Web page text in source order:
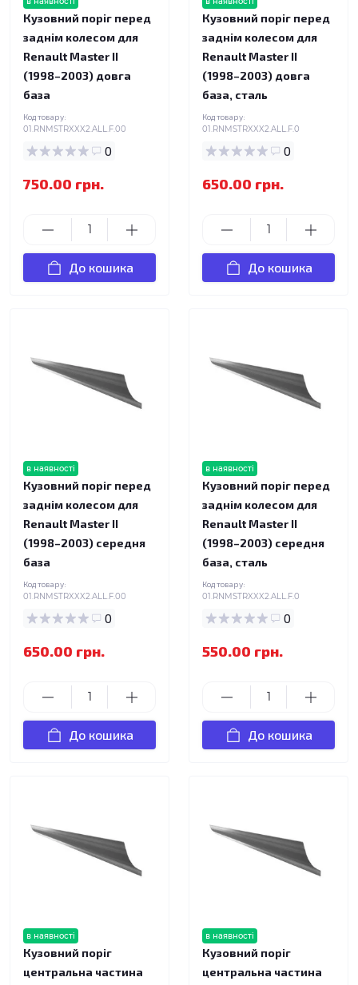
Кузовний поріг перед
заднім колесом для
Renault Master II
(1998–2003) довга
база
Код товару:
01.RNMSTRXXX2.ALL.F.00
0
750.00 грн.
До кошика
Кузовний поріг перед
заднім колесом для
Renault Master II
(1998–2003) довга
база, сталь
Код товару:
01.RNMSTRXXX2.ALL.F.0
0
650.00 грн.
До кошика
в наявності
Кузовний поріг перед
заднім колесом для
Renault Master II
(1998–2003) середня
база
Код товару:
01.RNMSTRXXX2.ALL.F.00
0
650.00 грн.
До кошика
в наявності
Кузовний поріг перед
заднім колесом для
Renault Master II
(1998–2003) середня
база, сталь
Код товару:
01.RNMSTRXXX2.ALL.F.0
0
550.00 грн.
До кошика
в наявності
Кузовний поріг
центральна частина
в наявності
Кузовний поріг
центральна частина